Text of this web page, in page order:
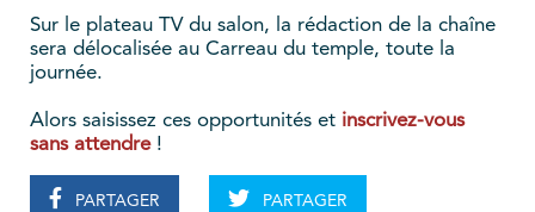
Sur le plateau TV du salon, la rédaction de la chaîne
sera délocalisée au Carreau du temple, toute la
journée.
Alors saisissez ces opportunités et inscrivez-vous
sans attendre!
PARTAGER PARTAGER